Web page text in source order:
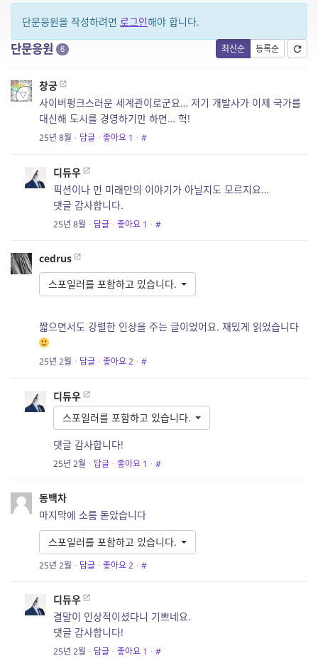
단문응원을 작성하려면 로그인해야 합니다.
최신순 등록순
단문응원 6
창궁
사이버펑크스러운 세계관이로군요… 저기 개발사가 이제 국가를
대신해 도시를 경영하기만 하면… 헉!
25년 8월 · 답글 · 좋아요 1 · #
디듀우
픽션이나 먼 미래만의 이야기가 아닐지도 모르지요…
댓글 감사합니다.
25년 8월 · 답글 · 좋아요 1 · #
cedrus
스포일러를 포함하고 있습니다.
짧으면서도 강렬한 인상을 주는 글이었어요. 재밌게 읽었습니다
25년 2월 · 답글 · 좋아요2 · #
디듀우
스포일러를 포함하고 있습니다.
댓글 감사합니다!
25년 2월 · 답글 · 좋아요 1 · #
동백차
마지막에 소름 돋았습니다
스포일러를 포함하고 있습니다.
25년 2월 · 답글 · 좋아요2 · #
디듀우
결말이 인상적이셨다니 기쁘네요.
댓글 감사합니다!
25년 2월 · 답글 · 좋아요 1 · #